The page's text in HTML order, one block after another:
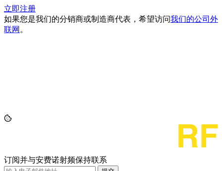
立即注册
如果您是我们的分销商或制造商代表，希望访问我们的公司外
联网 。
订阅并与安费诺射频保持联系